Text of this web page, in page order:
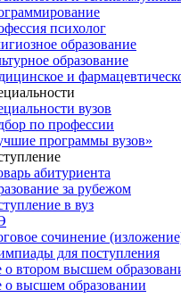
психолог
образование
образование
и
вузов
по профессии
программы вузов»
абитуриента
за рубежом
в вуз
сочинение
для поступления
о втором высшем
о высшем образовании